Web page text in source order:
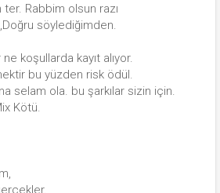
Rabbim olsun razı
söylediğimden.
koşullarda kayıt alıyor.
bu yüzden risk ödül.
selam ola. bu şarkılar sizin için.
Kötü.